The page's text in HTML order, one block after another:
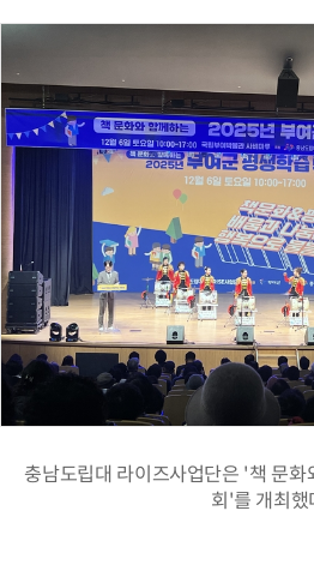
충남도립대 라이즈사업단은 '책 문
회'를 개최했